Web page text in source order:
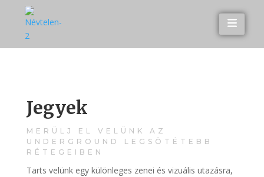
Jegyek
MERÜLJ EL VELÜNK AZ
UNDERGROUND LEGSÖTÉTEBB
RÉTEGEIBEN
Tarts velünk egy különleges zenei és vizuális utazásra,